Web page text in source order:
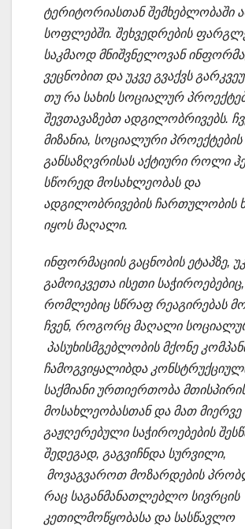
ტერიტორიასთან შემხებლობაში
სოფლებში. შეხვედრების
საკმაოდ მნიშვნელოვან
ვეცნობით და უკვე გვაქვს
თუ რა სახის სოციალურ
შევთავაზებთ ადგილობრივებს.
მიზანია, სოციალური პროექტების
განსაზღვრისას აქტიური როლი
სწორედ მოსახლეობას და
ადგილობრივების ჩართულობის
იყოს მაღალი.
ინფორმაციის გაცნობის ეტაპზე,
გამოიკვეთა ისეთი საჭიროებებიც,
რომლებიც სწრაფ რეაგირებას
ჩვენ, როგორც მაღალი
პასუხისმგებლობის მქონე
ჩამოგვიყალიბდა
საქმიანი ურთიერთობა
მოსახლეობასთან და მათ მიერვე
გაჟღერებული საჭიროებების
შედეგად, გაგვიჩნდა სურვილი,
მოვაგვაროთ მოზარდების
რაც საგანმანათლებლო სივრცის
კეთილმოწყობასა და სასწავლო